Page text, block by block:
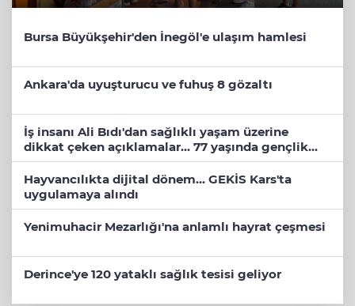
Bursa Büyükşehir'den İnegöl'e ulaşım hamlesi
Ankara'da uyuşturucu ve fuhuş 8 gözaltı
İş insanı Ali Bıdı'dan sağlıklı yaşam üzerine
dikkat çeken açıklamalar... 77 yaşında gençlik
mucizesi
Hayvancılıkta dijital dönem... GEKİS Kars'ta
uygulamaya alındı
Yenimuhacir Mezarlığı'na anlamlı hayrat çeşmesi
Derince'ye 120 yataklı sağlık tesisi geliyor